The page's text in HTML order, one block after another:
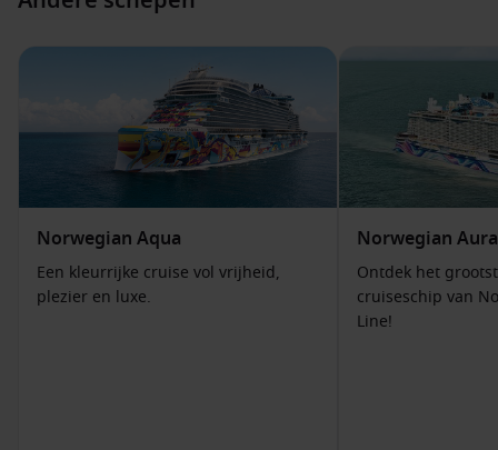
Norwegian Aqua
Een kleurrijke cruise vol vrijheid,
plezier en luxe.
Norwegian Aura
Ontdek het
cruiseschip van
Line!